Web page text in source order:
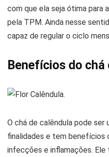
com que ela seja ótima para
pela TPM. Ainda nesse
capaz de regular o ciclo
Benefícios do chá
O chá de calêndula pode ser
finalidades e tem benefícios
infecções e inflamações.